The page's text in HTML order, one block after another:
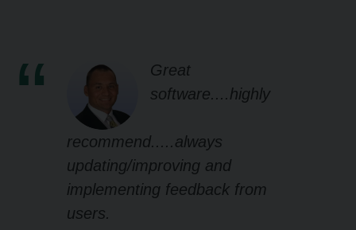
Great
software....highly
recommend.....always
updating/improving and
implementing feedback from
users.